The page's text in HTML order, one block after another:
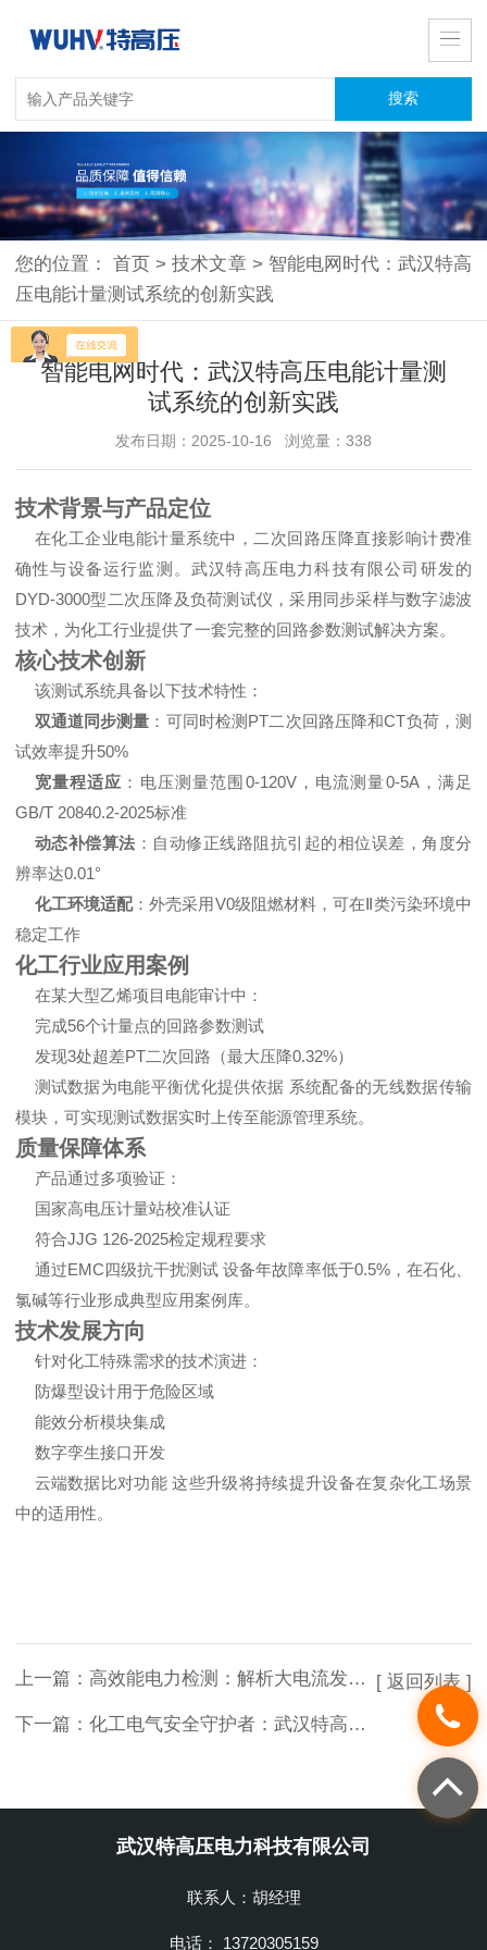
您的位置：首页 > 技术文章 > 智能电网时代：武汉特高
压电能计量测试系统的创新实践
智能电网时代：武汉特高压电能计量测
试系统的创新实践
发布日期：2025-10-16 浏览量：338
技术背景与产品定位
在化工企业电能计量系统中，二次回路压降直接影响计费准
确性与设备运行监测。武汉特高压电力科技有限公司研发的
DYD-3000型二次压降及负荷测试仪，采用同步采样与数字滤波
技术，为化工行业提供了一套完整的回路参数测试解决方案。
核心技术创新
该测试系统具备以下技术特性：
双通道同步测量 ：可同时检测PT二次回路压降和CT负荷，测
试效率提升50%
宽量程适应 ：电压测量范围0-120V，电流测量0-5A，满足
GB/T 20840.2-2025标准
动态补偿算法 ：自动修正线路阻抗引起的相位误差，角度分
辨率达0.01°
化工环境适配：外壳采用V0级阻燃材料，可在Ⅱ类污染环境中
稳定工作
化工行业应用案例
在某大型乙烯项目电能审计中：
完成56个计量点的回路参数测试
发现3处超差PT二次回路（最大压降0.32%）
测试数据为电能平衡优化提供依据 系统配备的无线数据传输
模块，可实现测试数据实时上传至能源管理系统。
质量保障体系
产品通过多项验证：
国家高电压计量站校准认证
符合JJG 126-2025检定规程要求
通过EMC四级抗干扰测试 设备年故障率低于0.5%，在石化、
氯碱等行业形成典型应用案例库。
技术发展方向
针对化工特殊需求的技术演进：
防爆型设计用于危险区域
能效分析模块集成
数字孪生接口开发
云端数据比对功能 这些升级将持续提升设备在复杂化工场景
中的适用性。
上一篇： 高效能电力检测：解析大电流发生器在化工运维中的关键价值
下一篇： 化工电气安全守护者：武汉特高压智能耐压测试系统技术解析
[ 返回列表 ]
武汉特高压电力科技有限公司
联系人：胡经理
电话： 13720305159